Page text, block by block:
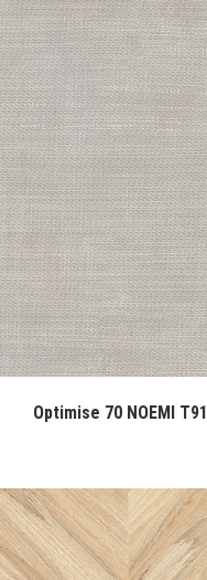
Optimise 70 NOEMI T91